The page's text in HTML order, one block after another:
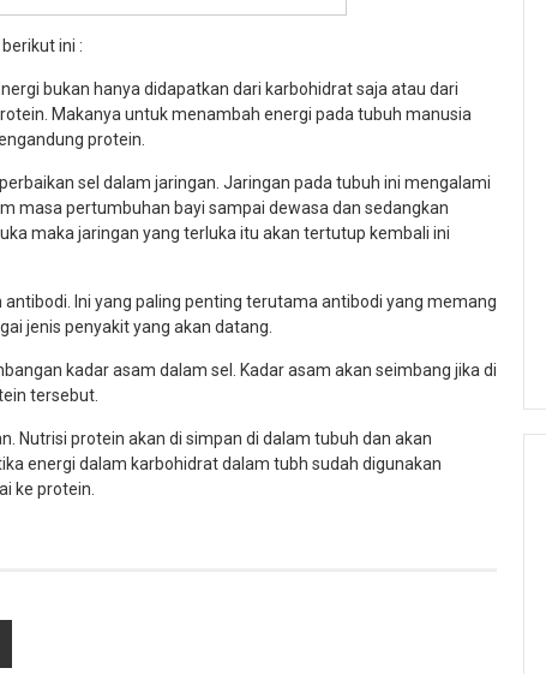
ini :
bukan hanya didapatkan dari karbohidrat saja atau dari
Makanya untuk menambah energi pada tubuh manusia
protein.
sel dalam jaringan. Jaringan pada tubuh ini mengalami
masa pertumbuhan bayi sampai dewasa dan sedangkan
maka jaringan yang terluka itu akan tertutup kembali ini
Ini yang paling penting terutama antibodi yang memang
jenis penyakit yang akan datang.
kadar asam dalam sel. Kadar asam akan seimbang jika di
tersebut.
Nutrisi protein akan di simpan di dalam tubuh dan akan
energi dalam karbohidrat dalam tubh sudah digunakan
ke protein.